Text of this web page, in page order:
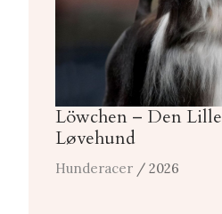
Löwchen – Den Lille
Løvehund
Hunderacer / 2026